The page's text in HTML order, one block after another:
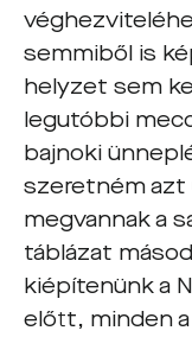
semmiből is
helyzet sem
legutóbbi
bajnoki
szeretném azt
megvannak a
táblázat
kiépítenünk a
előtt, minden